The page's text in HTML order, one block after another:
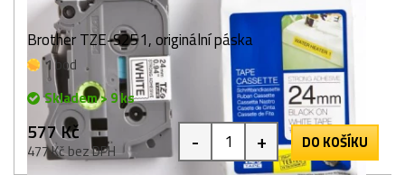
Brother TZE-S251, originální páska
1 bod
Skladem > 9 ks
577 Kč
477 Kč bez DPH - + DO KOŠÍKU